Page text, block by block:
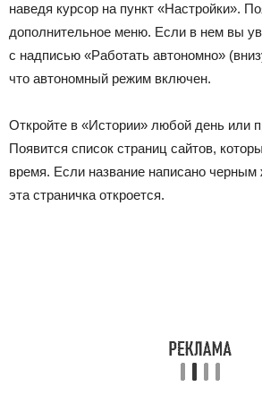
наведя курсор на пункт «Настройки».
дополнительное меню. Если в нем вы
с надписью «Работать автономно»
что автономный режим включен.
Откройте в «Истории» любой день или
Появится список страниц сайтов,
время. Если название написано
эта страничка откроется.